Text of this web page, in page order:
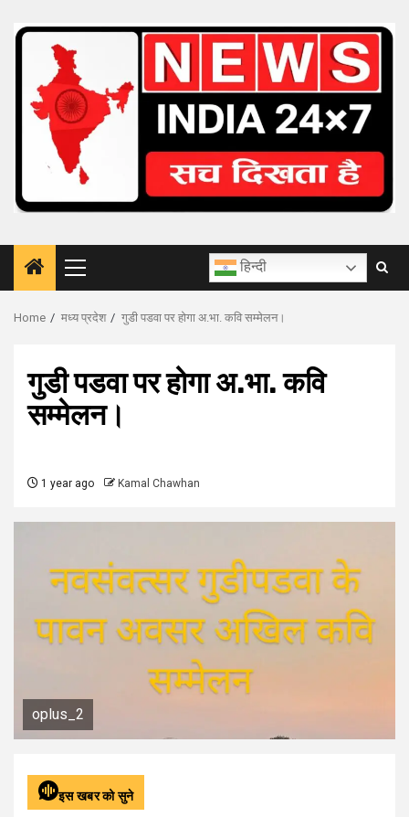
Primary
Menu
हिन्दी
Home मध्य प्रदेश गुडी पडवा पर होगा अ.भा. कवि सम्मेलन।
गुडी पडवा पर होगा अ.भा. कवि
सम्मेलन।
1 year ago Kamal Chawhan
oplus_2
इस खबर को सुने